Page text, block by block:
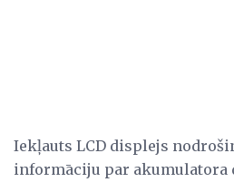
Iekļauts LCD displejs
informāciju par akumulatora